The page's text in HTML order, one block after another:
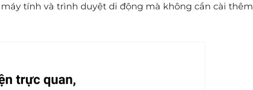
tính và trình duyệt di động mà không cần cài thêm